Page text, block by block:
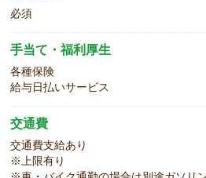
必須
手当て・福利厚生
各種保険
給与日払いサービス
交通費
交通費支給あり
※上限有り